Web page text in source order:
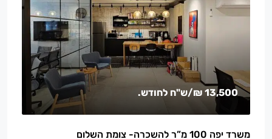
13,500 ₪ /ש"ח לחודש.
משרד יפה 100 מ”ר להשכרה- צומת השלום